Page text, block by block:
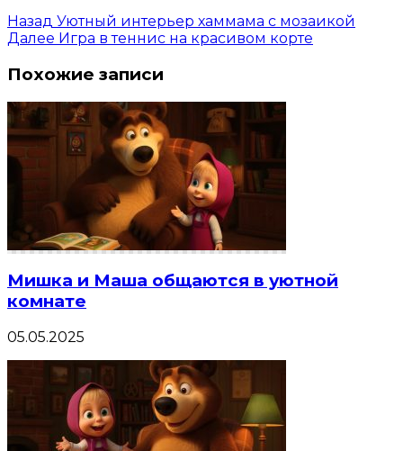
Назад Уютный интерьер хаммама с мозаикой
Далее Игра в теннис на красивом корте
Похожие записи
Мишка и Маша общаются в уютной
комнате
05.05.2025